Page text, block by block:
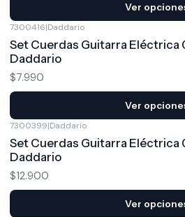
Ver
7300416|Daddario
Set Cuerdas Guitarra Eléctrica
Daddario
$7.990
Ver
7300399|Daddario
Set Cuerdas Guitarra Eléctrica
Daddario
$12.900
Ver